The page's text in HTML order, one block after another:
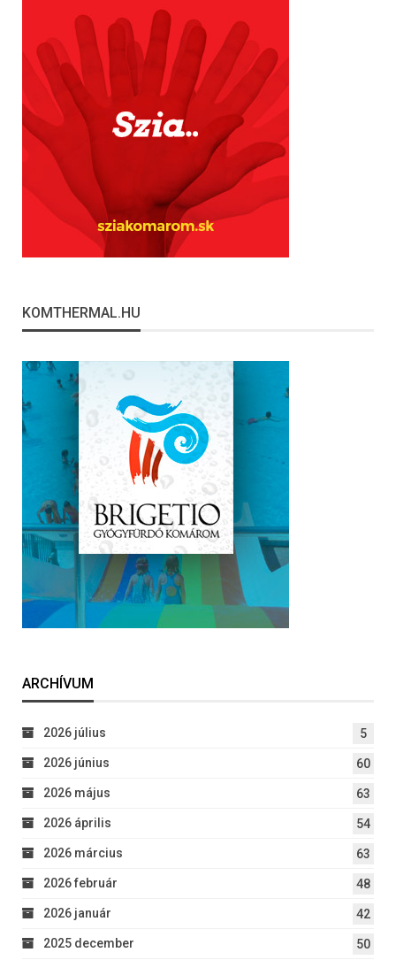
KOMTHERMAL.HU
ARCHÍVUM
2026 július 5
2026 június 60
2026 május 63
2026 április 54
2026 március 63
2026 február 48
2026 január 42
2025 december 50